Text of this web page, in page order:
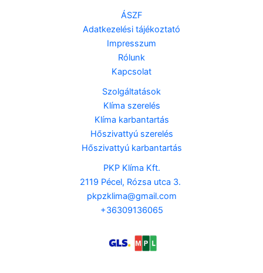
ÁSZF
Adatkezelési tájékoztató
Impresszum
Rólunk
Kapcsolat
Szolgáltatások
Klíma szerelés
Klíma karbantartás
Hőszivattyú szerelés
Hőszivattyú karbantartás
PKP Klíma Kft.
2119 Pécel, Rózsa utca 3.
pkpzklima@gmail.com
+36309136065